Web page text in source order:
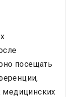
посещать